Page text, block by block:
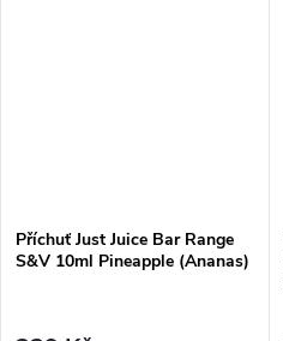
Příchuť Just Juice Bar Range
S&V 10ml Pineapple (Ananas)